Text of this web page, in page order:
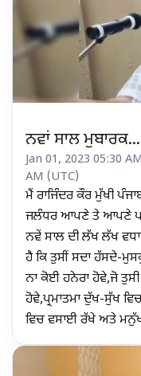
ਨਵਾਂ ਸਾਲ
Jan 01, 2023 05:30 AM
AM (UTC)
ਮੈਂ ਰਾਜਿੰਦਰ ਕੌਰ ਮੁੱਖੀ
ਜਲੰਧਰ ਆਪਣੇ ਤੇ ਆਪਣੇ
ਨਵੇਂ ਸਾਲ ਦੀ ਲੱਖ ਲੱਖ
ਹੈ ਕਿ ਤੁਸੀਂ ਸਦਾ ਹੱਸਦੇ-
ਨਾ ਕੋਈ ਹਨੇਰਾ ਹੋਵੇ,ਜੋ
ਹੋਵੇ,ਪ੍ਰਮਾਤਮਾ ਦੁੱਖ-ਸੁੱਖ
ਵਿਚ ਵਸਾਈ ਰੱਖੇ ਅਤੇ